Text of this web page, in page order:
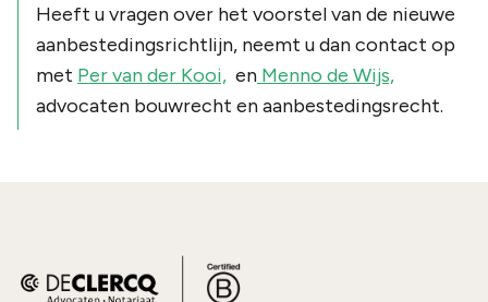
Heeft u vragen over het voorstel van de nieuwe
aanbestedingsrichtlijn, neemt u dan contact op
met Per van der Kooi, en Menno de Wijs,
advocaten bouwrecht en aanbestedingsrecht.